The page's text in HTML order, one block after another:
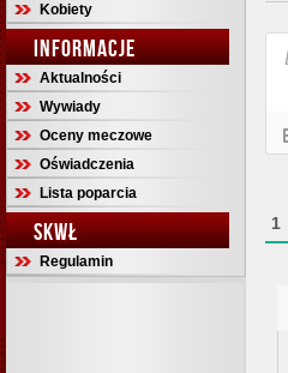
Kobiety
INFORMACJE
Aktualności
Wywiady
Oceny meczowe
Oświadczenia
Lista poparcia
SKWŁ
Regulamin
1